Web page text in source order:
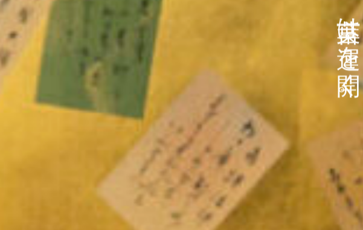
言葉は運を開く。